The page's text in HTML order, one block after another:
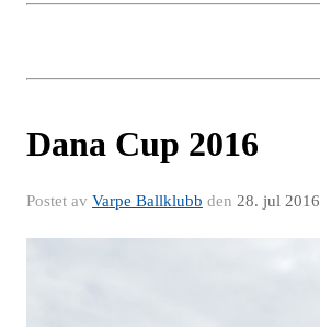
Dana Cup 2016
Postet av Varpe Ballklubb den 28. jul 2016